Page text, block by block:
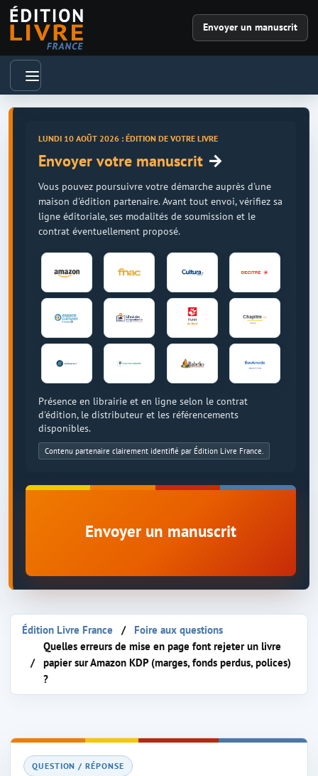
Envoyer un manuscrit
LUNDI 10 AOÛT 2026 : ÉDITION DE VOTRE LIVRE
Envoyer votre manuscrit →
Vous pouvez poursuivre votre démarche auprès d'une
maison d'édition partenaire. Avant tout envoi, vérifiez sa
ligne éditoriale, ses modalités de soumission et le
contrat éventuellement proposé.
Présence en librairie et en ligne selon le contrat
d'édition, le distributeur et les référencements
disponibles.
Contenu partenaire clairement identifié par Édition Livre France.
Envoyer un manuscrit
Édition Livre France
Foire aux questions
Quelles erreurs de mise en page font rejeter un livre
papier sur Amazon KDP (marges, fonds perdus, polices)
?
QUESTION / RÉPONSE